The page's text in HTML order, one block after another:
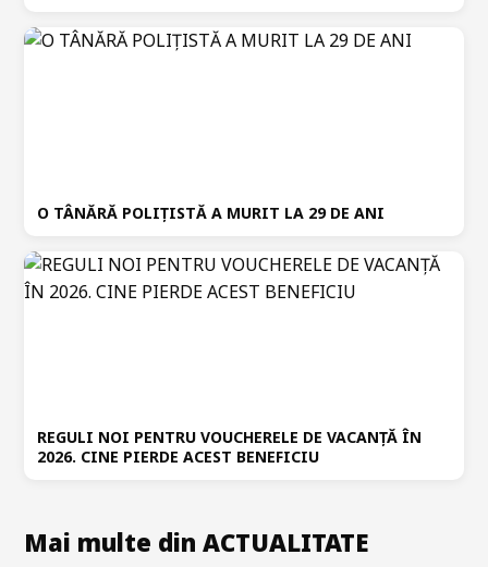
O TÂNĂRĂ POLIȚISTĂ A MURIT LA 29 DE ANI
REGULI NOI PENTRU VOUCHERELE DE VACANȚĂ ÎN
2026. CINE PIERDE ACEST BENEFICIU
Mai multe din ACTUALITATE